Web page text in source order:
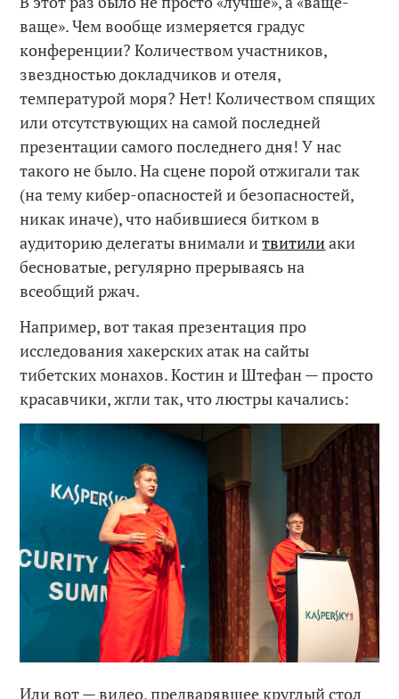
ваще». Чем вообще измеряется градус
конференции? Количеством участников,
звездностью докладчиков и отеля,
температурой моря? Нет! Количеством спящих
или отсутствующих на самой последней
презентации самого последнего дня! У нас
такого не было. На сцене порой отжигали так
(на тему кибер-опасностей и безопасностей,
никак иначе), что набившиеся битком в
аудиторию делегаты внимали итвитилиаки
бесноватые, регулярно прерываясь на
всеобщий ржач.
Например, вот такая презентация про
исследования хакерских атак на сайты
тибетских монахов. Костин и Штефан — просто
красавчики, жгли так, что люстры качались:
Или вот — видео, предварявшее круглый стол